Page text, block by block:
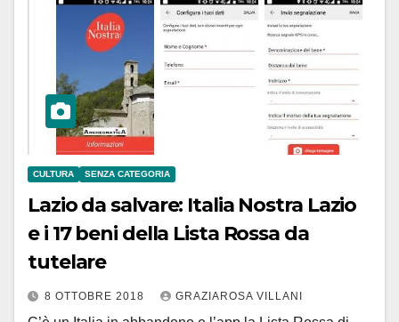
CULTURA SENZA CATEGORIA
Lazio da salvare: Italia Nostra Lazio
e i 17 beni della Lista Rossa da
tutelare
8 OTTOBRE 2018 GRAZIAROSA VILLANI